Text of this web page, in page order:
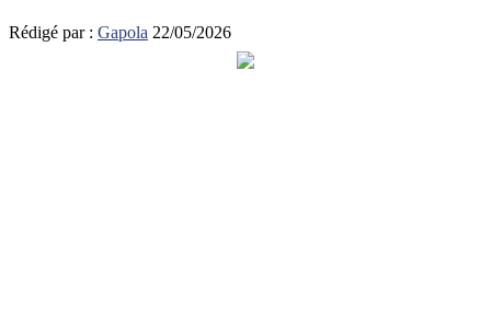
Rédigé par : Gapola 22/05/2026